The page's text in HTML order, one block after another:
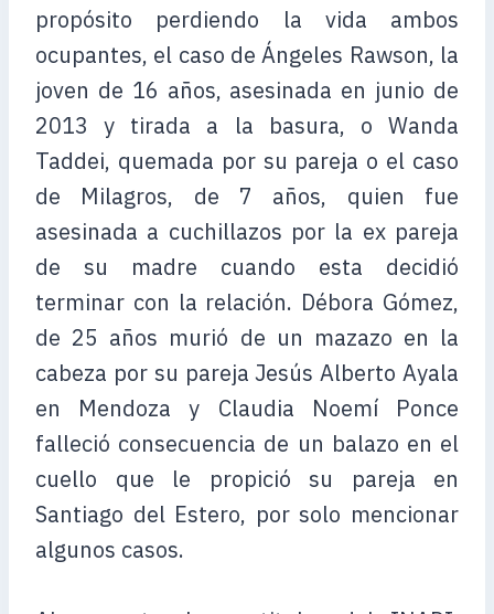
propósito perdiendo la vida ambos
ocupantes, el caso de Ángeles Rawson, la
joven de 16 años, asesinada en junio de
2013 y tirada a la basura, o Wanda
Taddei, quemada por su pareja o el caso
de Milagros, de 7 años, quien fue
asesinada a cuchillazos por la ex pareja
de su madre cuando esta decidió
terminar con la relación. Débora Gómez,
de 25 años murió de un mazazo en la
cabeza por su pareja Jesús Alberto Ayala
en Mendoza y Claudia Noemí Ponce
falleció consecuencia de un balazo en el
cuello que le propició su pareja en
Santiago del Estero, por solo mencionar
algunos casos.